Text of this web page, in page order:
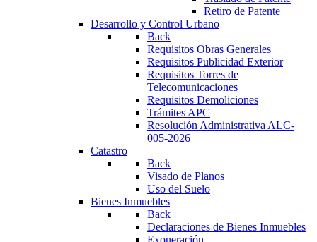
Retiro de Patente
Desarrollo y Control Urbano
Back
Requisitos Obras Generales
Requisitos Publicidad Exterior
Requisitos Torres de
Telecomunicaciones
Requisitos Demoliciones
Trámites APC
Resolución Administrativa ALC-
005-2026
Catastro
Back
Visado de Planos
Uso del Suelo
Bienes Inmuebles
Back
Declaraciones de Bienes Inmuebles
Exoneración